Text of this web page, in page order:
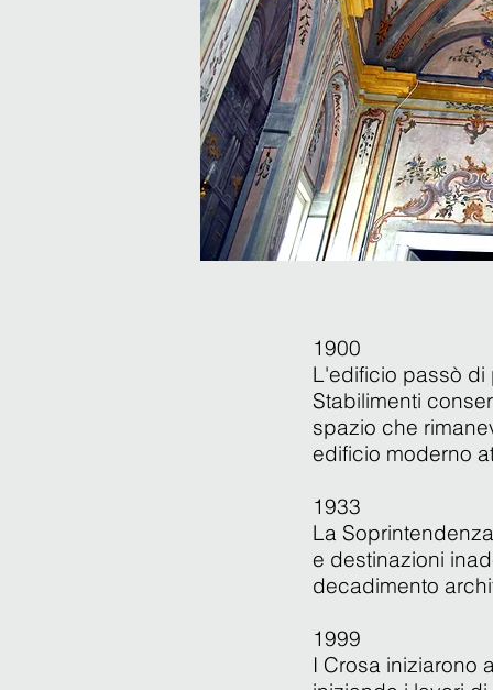
1900
L'edificio passò
Stabilimenti
spazio che
edificio moderno
1933
La
e destinazioni
decadimento
1999
I Crosa iniziarono